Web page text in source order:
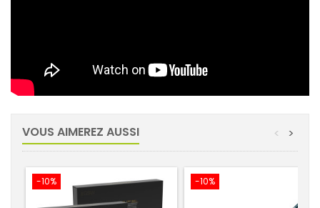
VOUS AIMEREZ AUSSI >
<
-10% -10%